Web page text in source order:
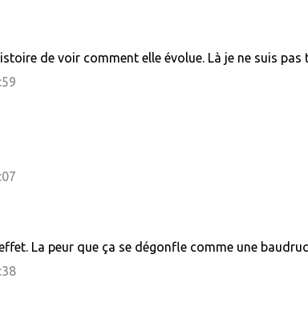
de voir comment elle évolue. Là je ne suis pas
La peur que ça se dégonfle comme une